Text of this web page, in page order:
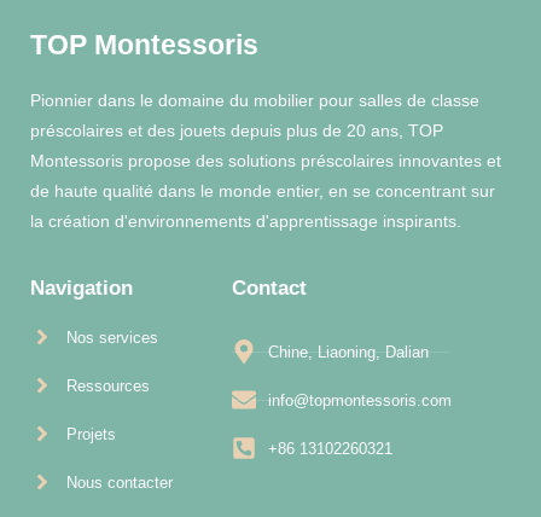
TOP Montessoris
Pionnier dans le domaine du mobilier pour salles de classe
préscolaires et des jouets depuis plus de 20 ans, TOP
Montessoris propose des solutions préscolaires innovantes et
de haute qualité dans le monde entier, en se concentrant sur
la création d'environnements d'apprentissage inspirants.
Navigation
Nos services
Ressources
Projets
Nous contacter
Contact
Chine, Liaoning, Dalian
info@topmontessoris.com
+86 13102260321